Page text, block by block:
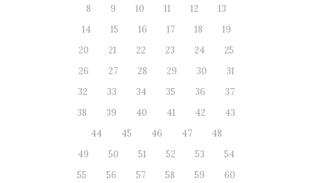
8 9 10 11 12
13
14
15 16 17 18
19
20
21 22 23 24
25
26
27 28 29 30
31
32
33 34 35 36
37
38
39 40 41 42
43
44
45 46 47
48
49
50 51 52 53
54
55
56 57 58 59
60